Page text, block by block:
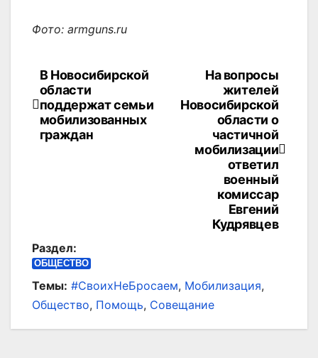
Фото: armguns.ru
Навигация
по
записям
На вопросы
жителей
Новосибирской
области о
частичной
мобилизации
ответил
военный
комиссар
Евгений
Кудрявцев
В Новосибирской
области
поддержат семьи
мобилизованных
граждан
Раздел:
ОБЩЕСТВО
Темы: #СвоихНеБросаем, Мобилизация,
Общество, Помощь, Совещание